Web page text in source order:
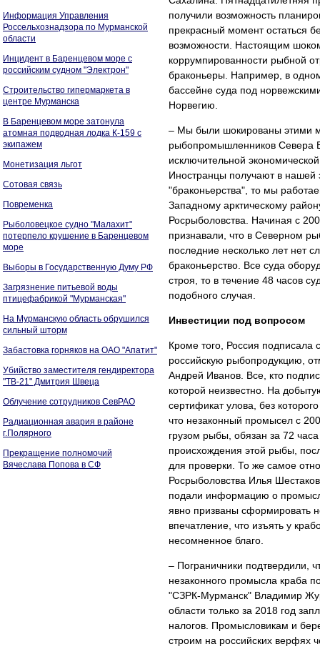
Информация Управления
Россельхознадзора по Мурманской
области
Инцидент в Баренцевом море с
российским судном "Электрон"
Строительство гипермаркета в
центре Мурманска
В Баренцевом море затонула
атомная подводная лодка К-159 с
экипажем
Монетизация льгот
Сотовая связь
Повременка
Рыболовецкое судно "Малахит"
потерпело крушение в Баренцевом
море
Выборы в Государственную Думу РФ
Загрязнение питьевой воды
птицефабрикой "Мурманская"
На Мурманскую область обрушился
сильный шторм
Забастовка горняков на ОАО "Апатит"
Убийство заместителя гендиректора
"ТВ-21" Дмитрия Швеца
Облучение сотрудников СевРАО
Радиационная авария в районе
г.Полярного
Прекращение полномочий
Вячеслава Попова в СФ
получили возможность
прекрасный момент остаться
возможности. Настоящим
коррумпированности рыбной
браконьеры. Например, в
бассейне суда под
Норвегию.
– Мы были шокированы этими
рыбопромышленников Севера
исключительной
Иностранцы получают в нашей
"браконьерства", то мы
Западному арктическому
Росрыболовства. Начиная с
признавали, что в Северном
последние несколько лет нет
браконьерство. Все суда
строя, то в течение 48 часов
подобного случая.
Инвестиции под вопросом
Кроме того, Россия
российскую рыбопродукцию,
Андрей Иванов. Все, кто
которой неизвестно. На
сертификат улова, без
что незаконный промысел с
грузом рыбы, обязан за 72
происхождения этой рыбы,
для проверки. То же самое
Росрыболовства Илья
подали информацию о
явно призваны сформировать
впечатление, что изъять у
несомненное благо.
– Пограничники подтвердили,
незаконного промысла краба
"СЗРК-Мурманск" Владимир
области только за 2018 год
налогов. Промысловикам и
строим на российских верфях